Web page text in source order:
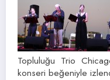
Topluluğu Trio
konseri beğeniyle